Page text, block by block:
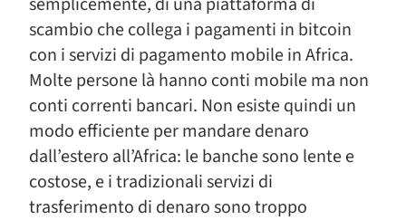
scambio che collega i pagamenti in bitcoin
con i servizi di pagamento mobile in Africa.
Molte persone là hanno conti mobile ma non
conti correnti bancari. Non esiste quindi un
modo efficiente per mandare denaro
dall’estero all’Africa: le banche sono lente e
costose, e i tradizionali servizi di
trasferimento di denaro sono troppo